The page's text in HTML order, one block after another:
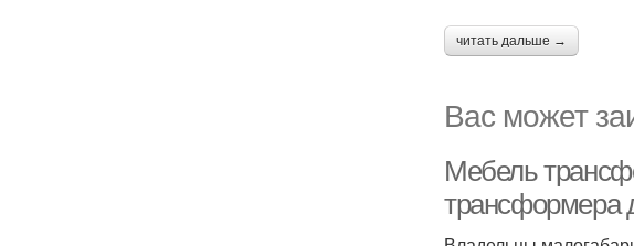
читать дальше →
Вас может
Мебель
трансформера